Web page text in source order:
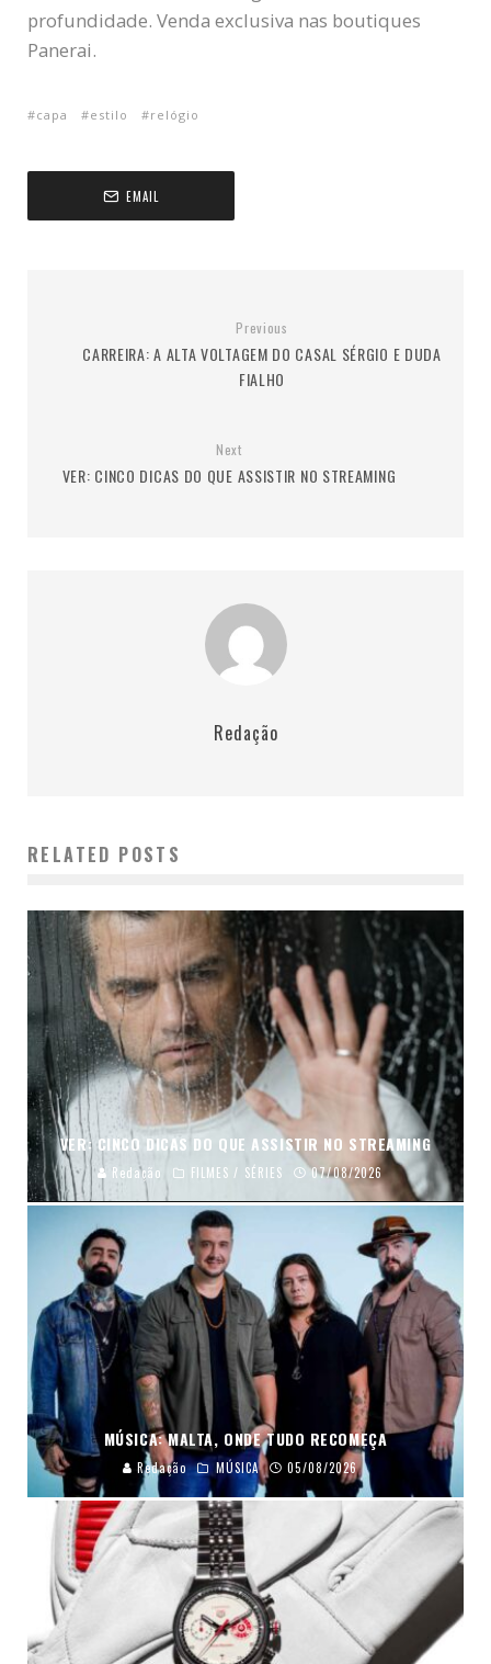
profundidade. Venda exclusiva nas boutiques
Panerai.
capa estilo relógio
EMAIL
Previous
CARREIRA: A ALTA VOLTAGEM DO CASAL SÉRGIO E DUDA
FIALHO
Next
VER: CINCO DICAS DO QUE ASSISTIR NO STREAMING
Redação
RELATED POSTS
VER: CINCO DICAS DO QUE ASSISTIR NO STREAMING
Redação FILMES / SÉRIES 07/08/2026
MÚSICA: MALTA, ONDE TUDO RECOMEÇA
Redação MÚSICA 05/08/2026